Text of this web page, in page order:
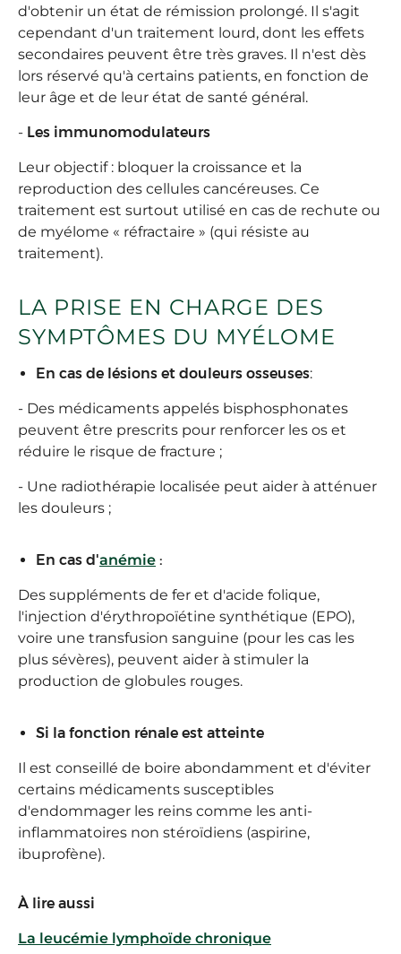
d'obtenir un état de rémission prolongé. Il s'agit
cependant d'un traitement lourd, dont les effets
secondaires peuvent être très graves. Il n'est dès
lors réservé qu'à certains patients, en fonction de
leur âge et de leur état de santé général.
- Les immunomodulateurs
Leur objectif : bloquer la croissance et la
reproduction des cellules cancéreuses. Ce
traitement est surtout utilisé en cas de rechute ou
de myélome « réfractaire » (qui résiste au
traitement).
LA PRISE EN CHARGE DES
SYMPTÔMES DU MYÉLOME
En cas de lésions et douleurs osseuses:
- Des médicaments appelés bisphosphonates
peuvent être prescrits pour renforcer les os et
réduire le risque de fracture ;
- Une radiothérapie localisée peut aider à atténuer
les douleurs ;
En cas d'anémie :
Des suppléments de fer et d'acide folique,
l'injection d'érythropoïétine synthétique (EPO),
voire une transfusion sanguine (pour les cas les
plus sévères), peuvent aider à stimuler la
production de globules rouges.
Si la fonction rénale est atteinte
Il est conseillé de boire abondamment et d'éviter
certains médicaments susceptibles
d'endommager les reins comme les anti-
inflammatoires non stéroïdiens (aspirine,
ibuprofène).
À lire aussi
La leucémie lymphoïde chronique